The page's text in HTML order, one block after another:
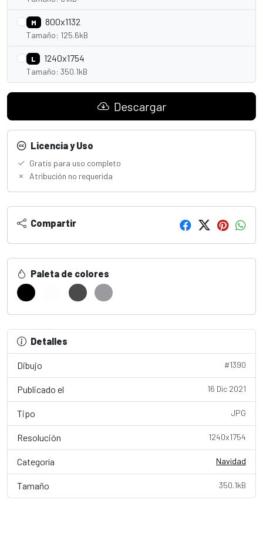
M 800x1132
Tamaño: 125.6kB
L 1240x1754
Tamaño: 350.1kB
Descargar
Licencia y Uso
Gratis para uso completo
Atribución no requerida
Compartir
Paleta de colores
Detalles
Dibujo #1390
Publicado el 16 Dic 2021
Tipo JPG
Resolución 1240x1754
Categoría Navidad
Tamaño 350.1kB